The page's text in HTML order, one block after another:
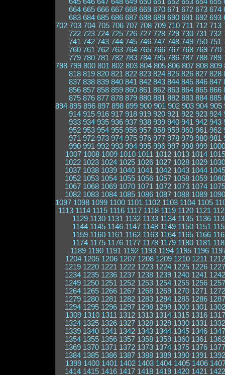
664 665 666 667 668 669 670 671 672 673 674
683 684 685 686 687 688 689 690 691 692 693
702 703 704 705 706 707 708 709 710 711 712 713
722 723 724 725 726 727 728 729 730 731 732
741 742 743 744 745 746 747 748 749 750 751
760 761 762 763 764 765 766 767 768 769 770
779 780 781 782 783 784 785 786 787 788 789
798 799 800 801 802 803 804 805 806 807 808 809
818 819 820 821 822 823 824 825 826 827 828
837 838 839 840 841 842 843 844 845 846 847
856 857 858 859 860 861 862 863 864 865 866
875 876 877 878 879 880 881 882 883 884 885
894 895 896 897 898 899 900 901 902 903 904 905
914 915 916 917 918 919 920 921 922 923 924
933 934 935 936 937 938 939 940 941 942 943
952 953 954 955 956 957 958 959 960 961 962
971 972 973 974 975 976 977 978 979 980 981
990 991 992 993 994 995 996 997 998 999 1000
1007 1008 1009 1010 1011 1012 1013 1014 1015
1022 1023 1024 1025 1026 1027 1028 1029 1030
1037 1038 1039 1040 1041 1042 1043 1044 1045
1052 1053 1054 1055 1056 1057 1058 1059 1060
1067 1068 1069 1070 1071 1072 1073 1074 1075
1082 1083 1084 1085 1086 1087 1088 1089 1090
1097 1098 1099 1100 1101 1102 1103 1104 1105
1113 1114 1115 1116 1117 1118 1119 1120 1121
1129 1130 1131 1132 1133 1134 1135 1136
1144 1145 1146 1147 1148 1149 1150 1151
1159 1160 1161 1162 1163 1164 1165 1166
1174 1175 1176 1177 1178 1179 1180 1181
1189 1190 1191 1192 1193 1194 1195 1196
1204 1205 1206 1207 1208 1209 1210 1211 1212
1219 1220 1221 1222 1223 1224 1225 1226 1227
1234 1235 1236 1237 1238 1239 1240 1241 1242
1249 1250 1251 1252 1253 1254 1255 1256 1257
1264 1265 1266 1267 1268 1269 1270 1271 1272
1279 1280 1281 1282 1283 1284 1285 1286 1287
1294 1295 1296 1297 1298 1299 1300 1301 1302
1309 1310 1311 1312 1313 1314 1315 1316 1317
1324 1325 1326 1327 1328 1329 1330 1331 1332
1339 1340 1341 1342 1343 1344 1345 1346 1347
1354 1355 1356 1357 1358 1359 1360 1361 1362
1369 1370 1371 1372 1373 1374 1375 1376 1377
1384 1385 1386 1387 1388 1389 1390 1391 1392
1399 1400 1401 1402 1403 1404 1405 1406
1414 1415 1416 1417 1418 1419 1420 1421 1422